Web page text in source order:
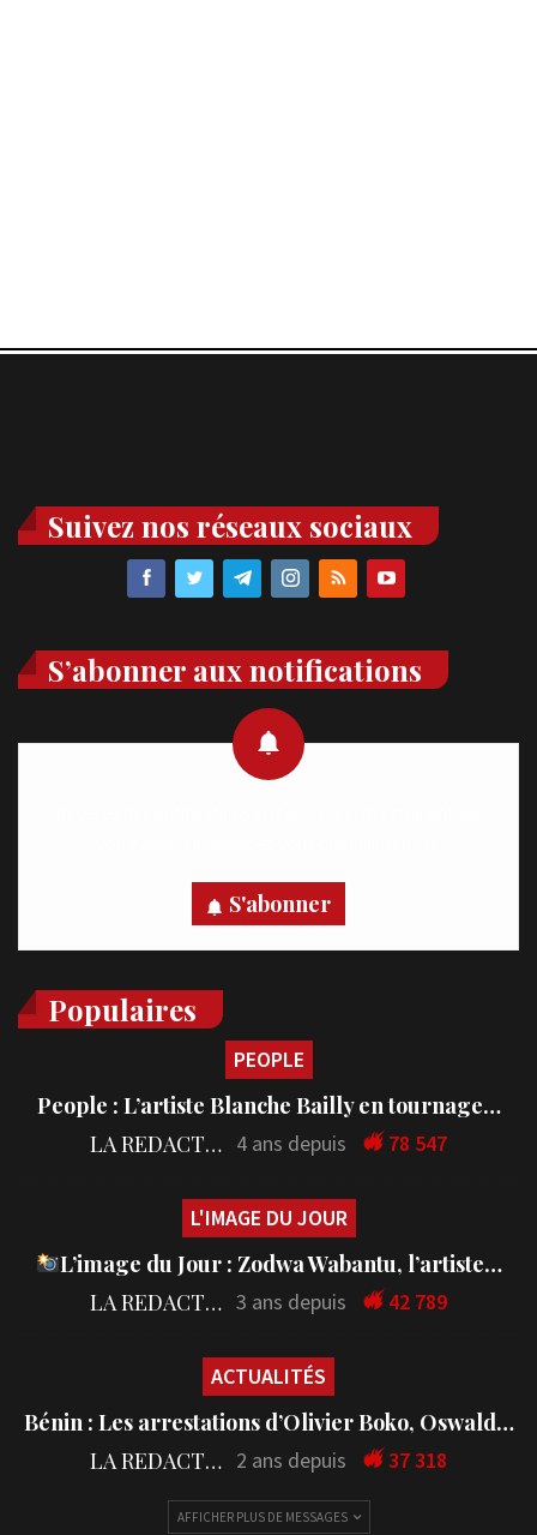
Suivez nos réseaux sociaux
S’abonner aux notifications
S'abonner
Populaires
PEOPLE
People : L’artiste Blanche Bailly en tournage…
LA REDACTION 4 ans depuis 78 547
L'IMAGE DU JOUR
L’image du Jour : Zodwa Wabantu, l’artiste…
LA REDACTION 3 ans depuis 42 789
ACTUALITÉS
Bénin : Les arrestations d’Olivier Boko, Oswald…
LA REDACTION 2 ans depuis 37 318
AFFICHER PLUS DE MESSAGES